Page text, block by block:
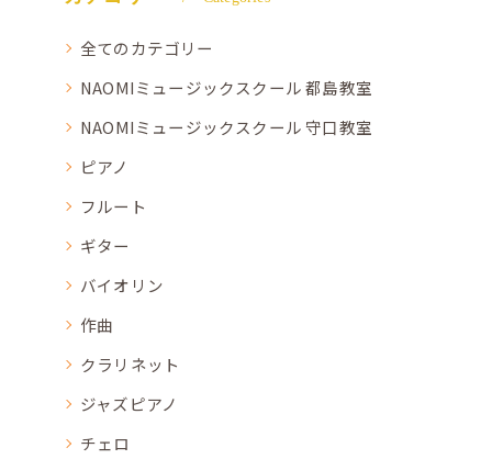
全てのカテゴリー
NAOMIミュージックスクール 都島教室
NAOMIミュージックスクール 守口教室
ピアノ
フルート
ギター
バイオリン
作曲
クラリネット
ジャズピアノ
チェロ